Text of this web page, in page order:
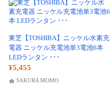
東芝【TOSHIBA】ニッケル水素充
電器 ニッケル充電池単3電池6本
LEDランタン ･･･
¥5,455
SAKURA MOMO